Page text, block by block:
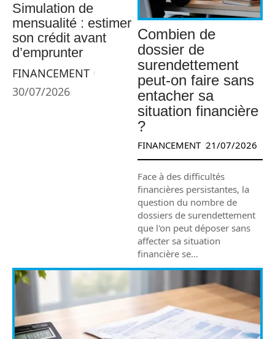
Simulation de
mensualité : estimer
son crédit avant
d’emprunter
FINANCEMENT
30/07/2026
Combien de
dossier de
surendettement
peut-on faire sans
entacher sa
situation financière
?
FINANCEMENT 21/07/2026
Face à des difficultés
financières persistantes, la
question du nombre de
dossiers de surendettement
que l'on peut déposer sans
affecter sa situation
financière se…